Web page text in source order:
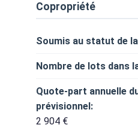
Copropriété
Soumis au statut de
Nombre de lots dans
Quote-part annuelle
prévisionnel:
2 904 €